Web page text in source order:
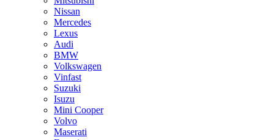
Nissan
Mercedes
Lexus
Audi
BMW
Volkswagen
Vinfast
Suzuki
Isuzu
Mini Cooper
Volvo
Maserati